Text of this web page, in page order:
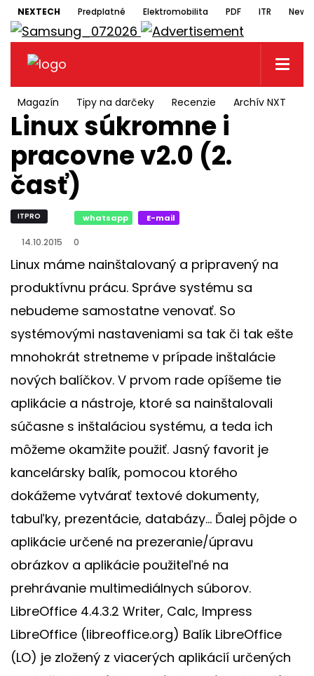
NEXTECH Predplatné Elektromobilita PDF ITR
Magazín Tipy na darčeky Recenzie Archív NXT
Linux súkromne i
pracovne v2.0 (2.
časť)
ITPRO whatsapp E-mail
14.10.2015 0
Linux máme nainštalovaný a pripravený na
produktívnu prácu. Správe systému sa
nebudeme samostatne venovať. So
systémovými nastaveniami sa tak či tak ešte
mnohokrát stretneme v prípade inštalácie
nových balíčkov. V prvom rade opíšeme tie
aplikácie a nástroje, ktoré sa nainštalovali
súčasne s inštaláciou systému, a teda ich
môžeme okamžite použiť. Jasný favorit je
kancelársky balík, pomocou ktorého
dokážeme vytvárať textové dokumenty,
tabuľky, prezentácie, databázy... Ďalej pôjde o
aplikácie určené na prezeranie/úpravu
obrázkov a aplikácie použiteľné na
prehrávanie multimediálnych súborov.
LibreOffice 4.4.3.2 Writer, Calc, Impress
LibreOffice (libreoffice.org) Balík LibreOffice
(LO) je zložený z viacerých aplikácií určených